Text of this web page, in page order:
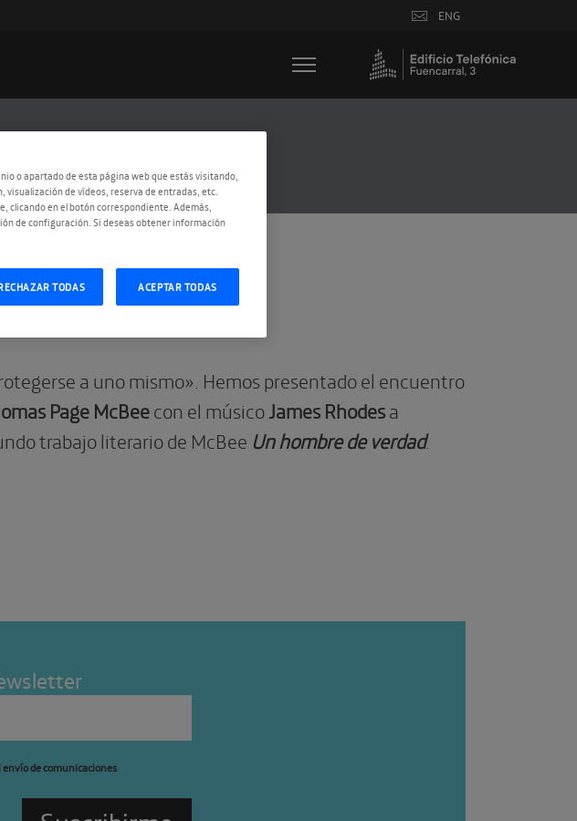
ENG
a uno mismo». Hemos presentado el encuentro
Page McBeecon el músicoJames Rhodesa
trabajo literario de McBee Un hombre de verdad.
de comunicaciones
o apartado de esta página web que estás visitando,
de vídeos, reserva de entradas, etc.
clicando en el botón correspondiente. Además,
de configuración. Si deseas obtener información
TODAS ACEPTAR TODAS